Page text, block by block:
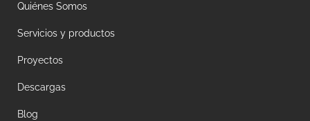
Quiénes Somos
Servicios y productos
Proyectos
Descargas
Blog